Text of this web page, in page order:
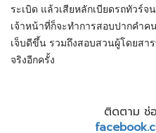
ระเบิด แล้วเสียหลักเบียดรถทัวร์จ
เจ้าหน้าที่ก็จะทำการสอบปากคำ
เจ็บดีขึ้น รวมถึงสอบสวนผู้โดยสา
จริงอีกครั้ง
ติดตาม ช่